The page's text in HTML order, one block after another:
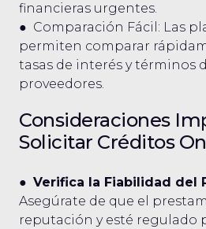
financieras urgentes.
● Comparación Fácil: Las
permiten comparar
tasas de interés y términos
proveedores.
Consideraciones
Solicitar Créditos
● Verifica la Fiabilidad del
Asegúrate de que el
reputación y esté regulado